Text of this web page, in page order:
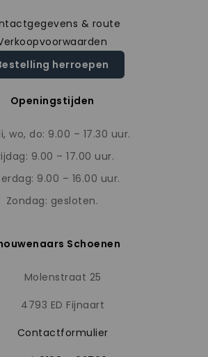
& route
herroepen
Openingstijden
wo, do: 9.00 – 17.30 uur.
9.00 – 17.00 uur.
9.00 – 16.00 uur.
Zondag: gesloten.
Schoenen
Molenstraat 25
4793 ED Fijnaart
Contactformulier